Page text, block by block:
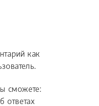
как
сможете:
ответах